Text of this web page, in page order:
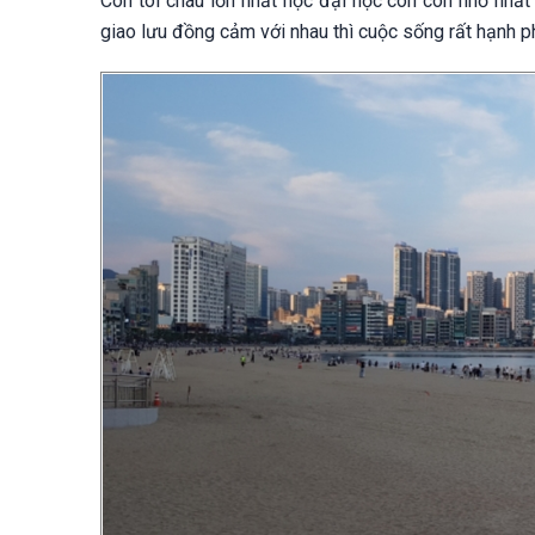
giao lưu đồng cảm với nhau thì cuộc sống rất hạnh